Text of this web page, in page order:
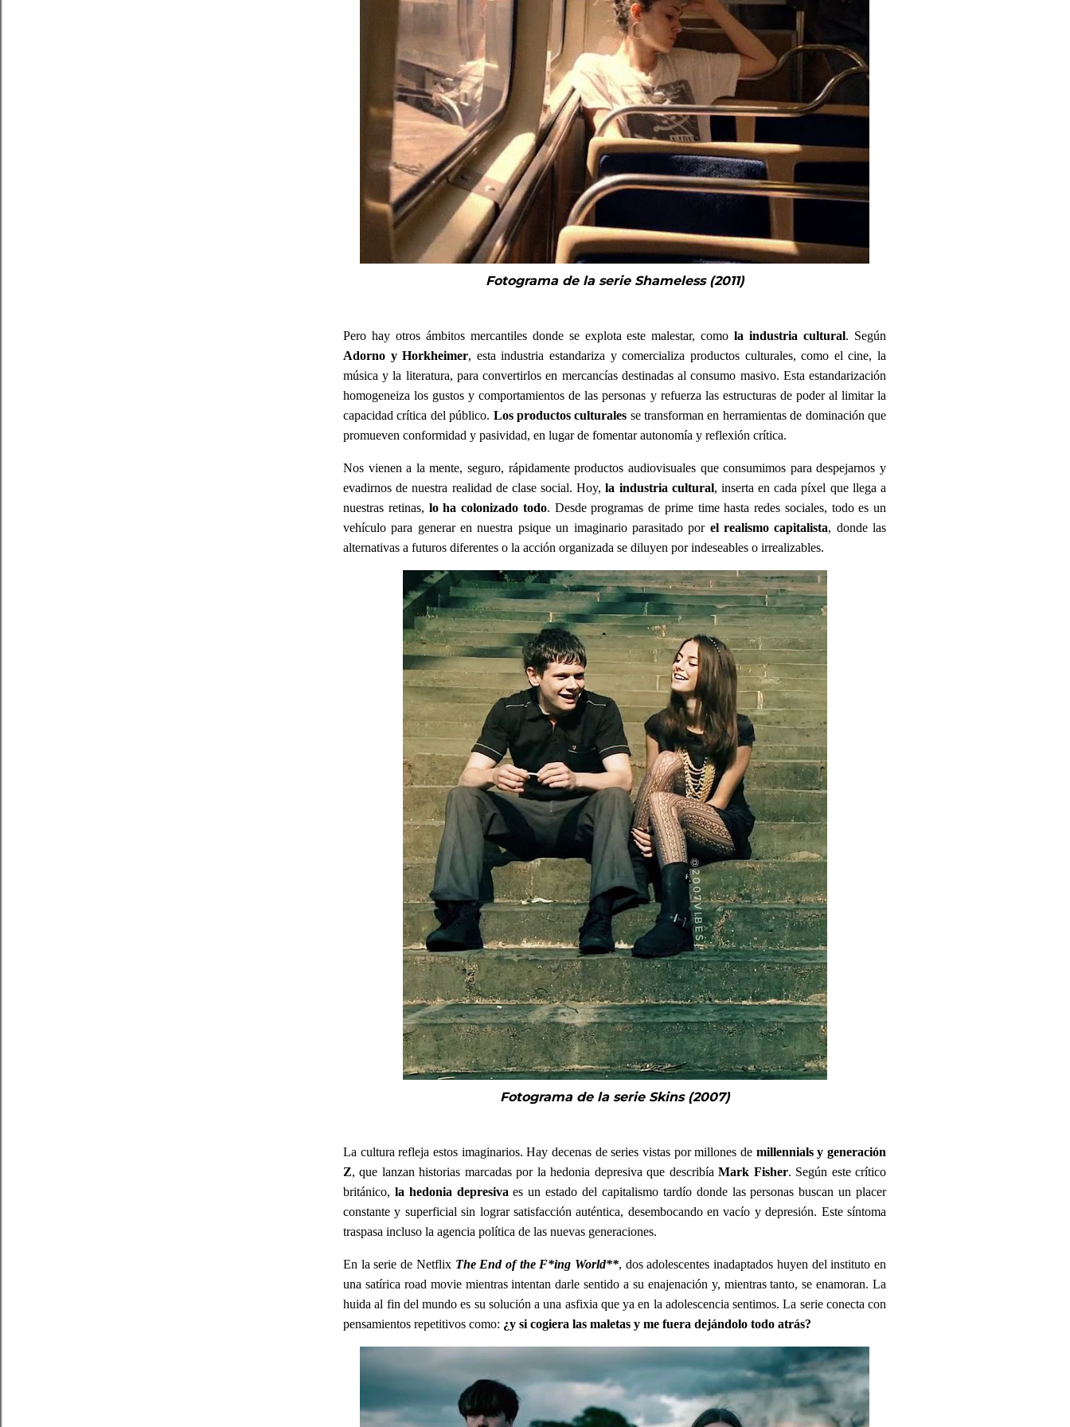
Fotograma de la serie Shameless (2011)
Pero hay otros ámbitos mercantiles donde se explota este malestar, comola industria cultural. Según
Adorno y Horkheimer, esta industria estandariza y comercializa productos culturales, como el cine, la
música y la literatura, para convertirlos en mercancías destinadas al consumo masivo. Esta estandarización
homogeneiza los gustos y comportamientos de las personas y refuerza las estructuras de poder al limitar la
capacidad crítica del público. Los productos culturales se transforman en herramientas de dominación que
promueven conformidad y pasividad, en lugar de fomentar autonomía y reflexión crítica.
Nos vienen a la mente, seguro, rápidamente productos audiovisuales que consumimos para despejarnos y
evadirnos de nuestra realidad de clase social. Hoy,la industria cultural, inserta en cada píxel que llega a
nuestras retinas, lo ha colonizado todo. Desde programas de prime time hasta redes sociales, todo es un
vehículo para generar en nuestra psique un imaginario parasitado por el realismo capitalista, donde las
alternativas a futuros diferentes o la acción organizada se diluyen por indeseables o irrealizables.
Fotograma de la serie Skins (2007)
La cultura refleja estos imaginarios. Hay decenas de series vistas por millones de millennials y generación
Z, que lanzan historias marcadas por la hedonia depresiva que describíaMark Fisher. Según este crítico
británico, la hedonia depresiva es un estado del capitalismo tardío donde las personas buscan un placer
constante y superficial sin lograr satisfacción auténtica, desembocando en vacío y depresión. Este síntoma
traspasa incluso la agencia política de las nuevas generaciones.
En la serie de Netflix The End of the F*ing World**, dos adolescentes inadaptados huyen del instituto en
una satírica road movie mientras intentan darle sentido a su enajenación y, mientras tanto, se enamoran. La
huida al fin del mundo es su solución a una asfixia que ya en la adolescencia sentimos. La serie conecta con
pensamientos repetitivos como: ¿y si cogiera las maletas y me fuera dejándolo todo atrás?